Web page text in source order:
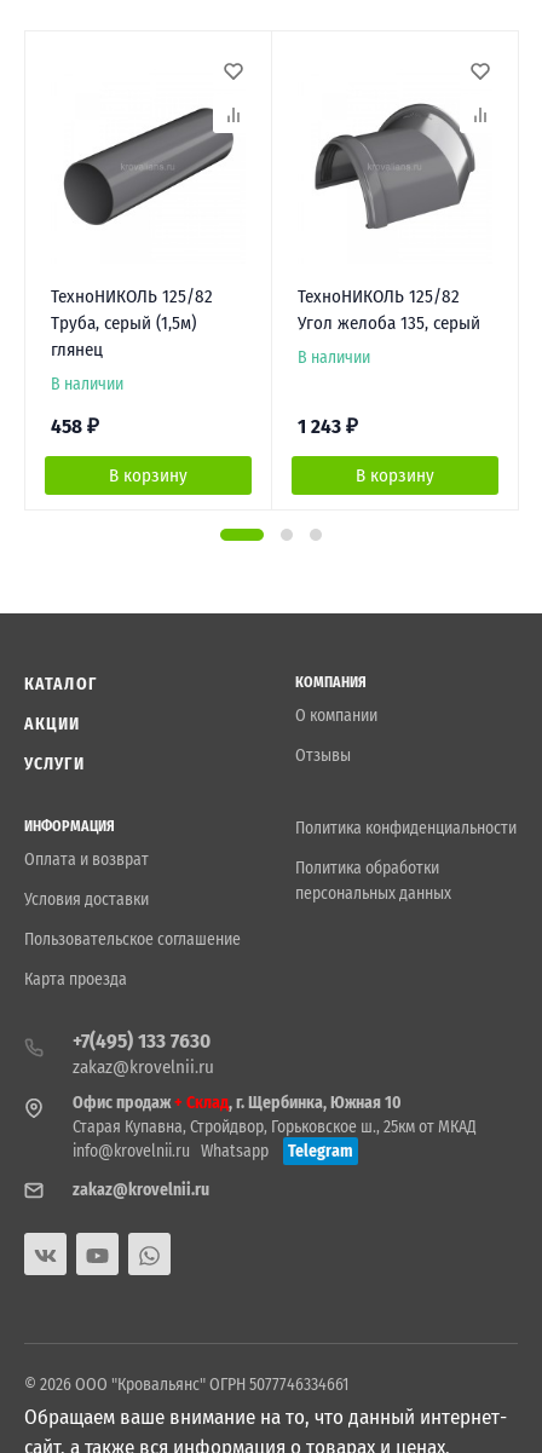
ТехноНИКОЛЬ 125/82
Труба, серый (1,5м)
глянец
В наличии
458 ₽
В корзину
ТехноНИКОЛЬ 125/82
Угол желоба 135, серый
В наличии
1 243 ₽
В корзину
КАТАЛОГ
АКЦИИ
УСЛУГИ
КОМПАНИЯ
О компании
Отзывы
ИНФОРМАЦИЯ
Оплата и возврат
Условия доставки
Пользовательское соглашение
Карта проезда
Политика конфиденциальности
Политика обработки
персональных данных
+7(495) 133 7630
zakaz@krovelnii.ru
Офис продаж+ Склад, г. Щербинка, Южная 10
Старая Купавна, Стройдвор, Горьковское ш., 25км от МКАД
info@krovelnii.ru Whatsapp
Telegram
zakaz@krovelnii.ru
© 2026 ООО "Кровальянс" ОГРН 5077746334661
Обращаем ваше внимание на то, что данный интернет-